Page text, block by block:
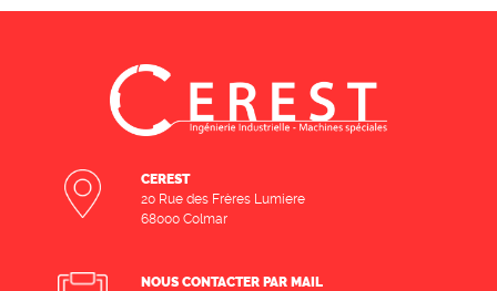
CEREST
20 Rue des Frères Lumiere
68000 Colmar
NOUS CONTACTER PAR MAIL